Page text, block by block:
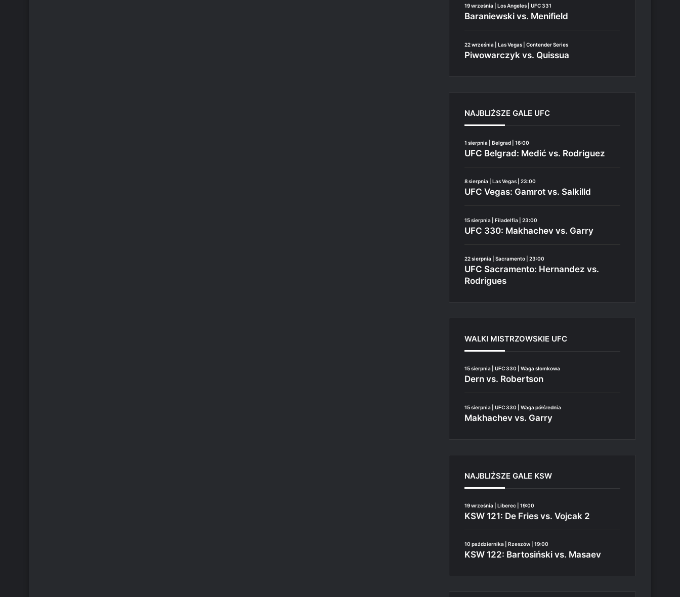
19 września | Los Angeles | UFC 331
Baraniewski vs. Menifield
22 września | Las Vegas | Contender Series
Piwowarczyk vs. Quissua
NAJBLIŻSZE GALE UFC
1 sierpnia | Belgrad | 16:00
UFC Belgrad: Medić vs. Rodriguez
8 sierpnia | Las Vegas | 23:00
UFC Vegas: Gamrot vs. Salkilld
15 sierpnia | Filadelfia | 23:00
UFC 330: Makhachev vs. Garry
22 sierpnia | Sacramento | 23:00
UFC Sacramento: Hernandez vs.
Rodrigues
WALKI MISTRZOWSKIE UFC
15 sierpnia | UFC 330 | Waga słomkowa
Dern vs. Robertson
15 sierpnia | UFC 330 | Waga półśrednia
Makhachev vs. Garry
NAJBLIŻSZE GALE KSW
19 września | Liberec | 19:00
KSW 121: De Fries vs. Vojcak 2
10 października | Rzeszów | 19:00
KSW 122: Bartosiński vs. Masaev